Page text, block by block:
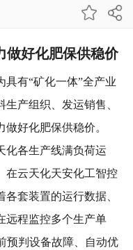
做好化肥保供稳价
具有“矿化一体”全产业
产组织、发运销售、
好化肥保供稳价。
化各生产线满负荷运
在云天化天安化工智控
套装置的运行数据、
远程监控多个生产单
预判设备故障、自动优